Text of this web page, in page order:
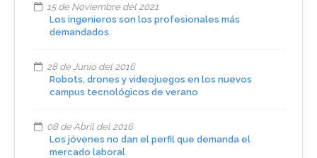
15 de Noviembre del 2021
Los ingenieros son los profesionales más
demandados
28 de Junio del 2016
Robots, drones y videojuegos en los nuevos
campus tecnológicos de verano
08 de Abril del 2016
Los jóvenes no dan el perfil que demanda el
mercado laboral